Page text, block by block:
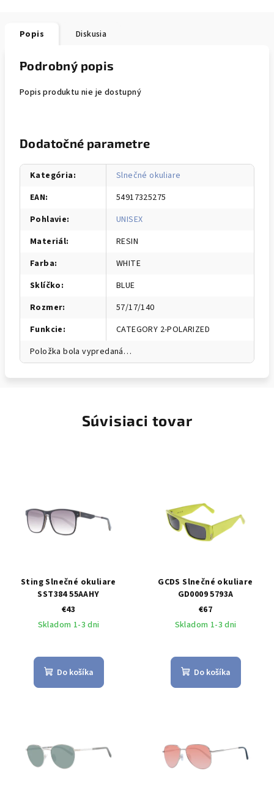
Popis Diskusia
Podrobný popis
Popis produktu nie je dostupný
Dodatočné parametre
Kategória:
Slnečné okuliare
EAN:
54917325275
Pohlavie:
UNISEX
Materiál:
RESIN
Farba:
WHITE
Sklíčko:
BLUE
Rozmer:
57/17/140
Funkcie:
CATEGORY 2-POLARIZED
Položka bola vypredaná…
Súvisiaci tovar
Sting Slnečné okuliare
SST384 55AAHY
€43
Skladom 1-3 dni
Do košíka
GCDS Slnečné okuliare
GD0009 5793A
€67
Skladom 1-3 dni
Do košíka